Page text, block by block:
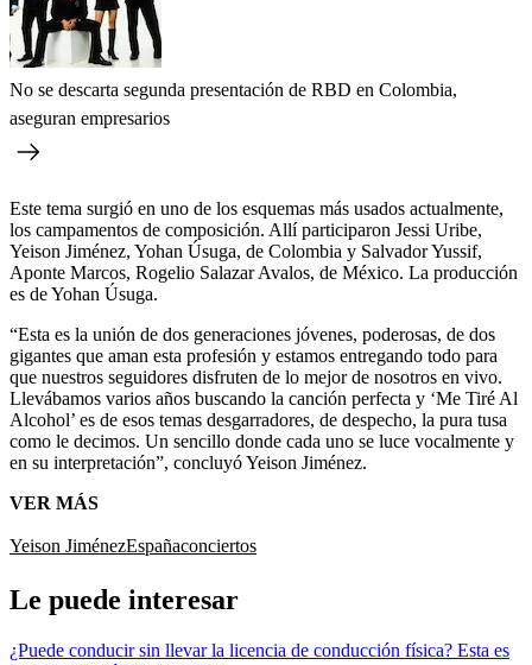
No se descarta segunda presentación de RBD en Colombia,
aseguran empresarios
Este tema surgió en uno de los esquemas más usados actualmente,
los campamentos de composición. Allí participaron Jessi Uribe,
Yeison Jiménez, Yohan Úsuga, de Colombia y Salvador Yussif,
Aponte Marcos, Rogelio Salazar Avalos, de México. La producción
es de Yohan Úsuga.
“Esta es la unión de dos generaciones jóvenes, poderosas, de dos
gigantes que aman esta profesión y estamos entregando todo para
que nuestros seguidores disfruten de lo mejor de nosotros en vivo.
Llevábamos varios años buscando la canción perfecta y ‘Me Tiré Al
Alcohol’ es de esos temas desgarradores, de despecho, la pura tusa
como le decimos. Un sencillo donde cada uno se luce vocalmente y
en su interpretación”, concluyó Yeison Jiménez.
VER MÁS
Yeison JiménezEspañaconciertos
Le puede interesar
¿Puede conducir sin llevar la licencia de conducción física? Esta es